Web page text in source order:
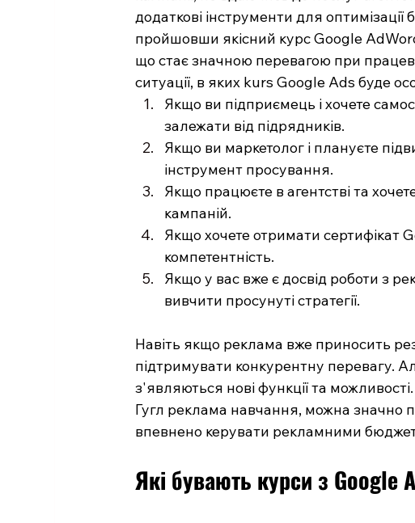
додаткові інструменти для оптимізації
пройшовши якісний курс Google
що стає значною перевагою при
ситуації, в яких kurs Google Ads буде
Якщо ви підприємець і хочете
залежати від підрядників.
Якщо ви маркетолог і плануєте
інструмент просування.
Якщо працюєте в агентстві та
кампаній.
Якщо хочете отримати сертифікат
компетентність.
Якщо у вас вже є досвід роботи з
вивчити просунуті стратегії.
Навіть якщо реклама вже приносить
підтримувати конкурентну перевагу.
з'являються нові функції та
Гугл реклама навчання, можна значно
впевнено керувати рекламними
Які бувають курси з Google